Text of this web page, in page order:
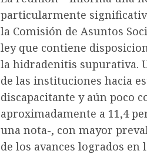
particularmente
la Comisión de Asuntos
ley que contiene
la hidradenitis supurativa.
de las instituciones hacia
discapacitante y aún poco
aproximadamente a 11,4
una nota-, con mayor
de los avances logrados